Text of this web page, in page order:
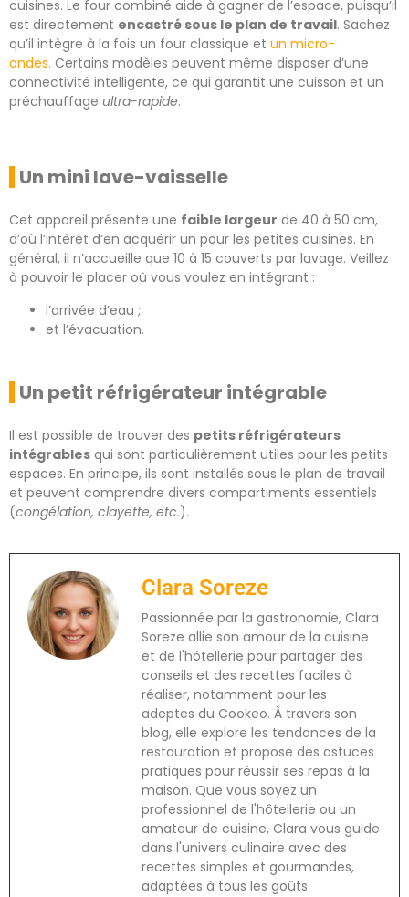
cuisines. Le four combiné aide à gagner de l’espace, puisqu’il
est directement encastré sous le plan de travail. Sachez
qu’il intègre à la fois un four classique et un micro-
ondes. Certains modèles peuvent même disposer d’une
connectivité intelligente, ce qui garantit une cuisson et un
préchauffage ultra-rapide.
Un mini lave-vaisselle
Cet appareil présente une faible largeur de 40 à 50 cm,
d’où l’intérêt d’en acquérir un pour les petites cuisines. En
général, il n’accueille que 10 à 15 couverts par lavage. Veillez
à pouvoir le placer où vous voulez en intégrant :
l’arrivée d’eau ;
et l’évacuation.
Un petit réfrigérateur intégrable
Il est possible de trouver des petits réfrigérateurs
intégrables qui sont particulièrement utiles pour les petits
espaces. En principe, ils sont installés sous le plan de travail
et peuvent comprendre divers compartiments essentiels
(congélation, clayette, etc.).
Clara Soreze
Passionnée par la gastronomie, Clara
Soreze allie son amour de la cuisine
et de l'hôtellerie pour partager des
conseils et des recettes faciles à
réaliser, notamment pour les
adeptes du Cookeo. À travers son
blog, elle explore les tendances de la
restauration et propose des astuces
pratiques pour réussir ses repas à la
maison. Que vous soyez un
professionnel de l'hôtellerie ou un
amateur de cuisine, Clara vous guide
dans l'univers culinaire avec des
recettes simples et gourmandes,
adaptées à tous les goûts.